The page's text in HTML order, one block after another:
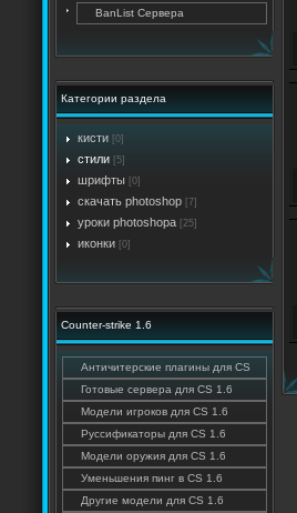
BanList Сервера
Категории раздела
кисти [0]
стили [5]
шрифты [0]
скачать photoshop [7]
уроки photoshopa [25]
иконки [0]
Counter-strike 1.6
Античитерские плагины для CS
Готовые сервера для CS 1.6
Модели игроков для CS 1.6
Руссификаторы для CS 1.6
Модели оружия для CS 1.6
Уменьшения пинг в CS 1.6
Другие модели для CS 1.6